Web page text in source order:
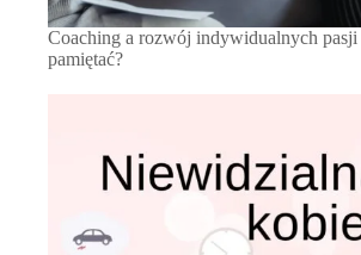
Coaching a rozwój indywidualnych
pamiętać?